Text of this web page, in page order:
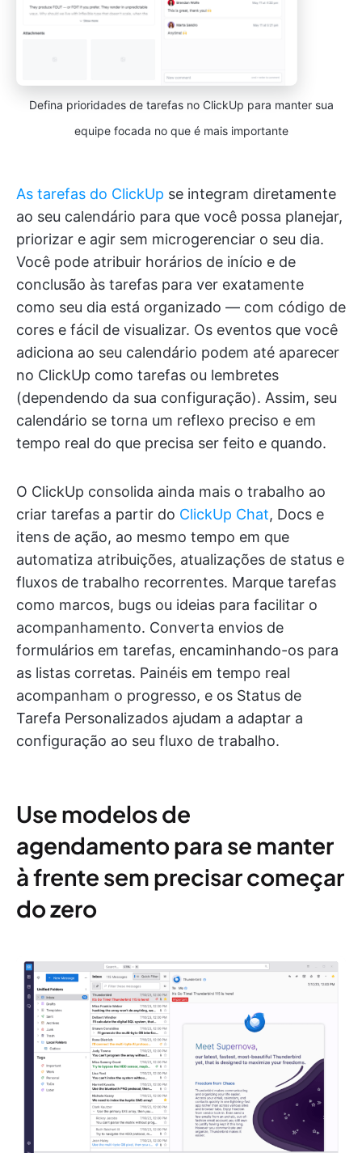
Defina prioridades de tarefas no ClickUp para manter sua
equipe focada no que é mais importante
As tarefas do ClickUp se integram diretamente
ao seu calendário para que você possa planejar,
priorizar e agir sem microgerenciar o seu dia.
Você pode atribuir horários de início e de
conclusão às tarefas para ver exatamente
como seu dia está organizado — com código de
cores e fácil de visualizar. Os eventos que você
adiciona ao seu calendário podem até aparecer
no ClickUp como tarefas ou lembretes
(dependendo da sua configuração). Assim, seu
calendário se torna um reflexo preciso e em
tempo real do que precisa ser feito e quando.
O ClickUp consolida ainda mais o trabalho ao
criar tarefas a partir do ClickUp Chat, Docs e
itens de ação, ao mesmo tempo em que
automatiza atribuições, atualizações de status e
fluxos de trabalho recorrentes. Marque tarefas
como marcos, bugs ou ideias para facilitar o
acompanhamento. Converta envios de
formulários em tarefas, encaminhando-os para
as listas corretas. Painéis em tempo real
acompanham o progresso, e os Status de
Tarefa Personalizados ajudam a adaptar a
configuração ao seu fluxo de trabalho.
Use modelos de
agendamento para se manter
à frente sem precisar começar
do zero